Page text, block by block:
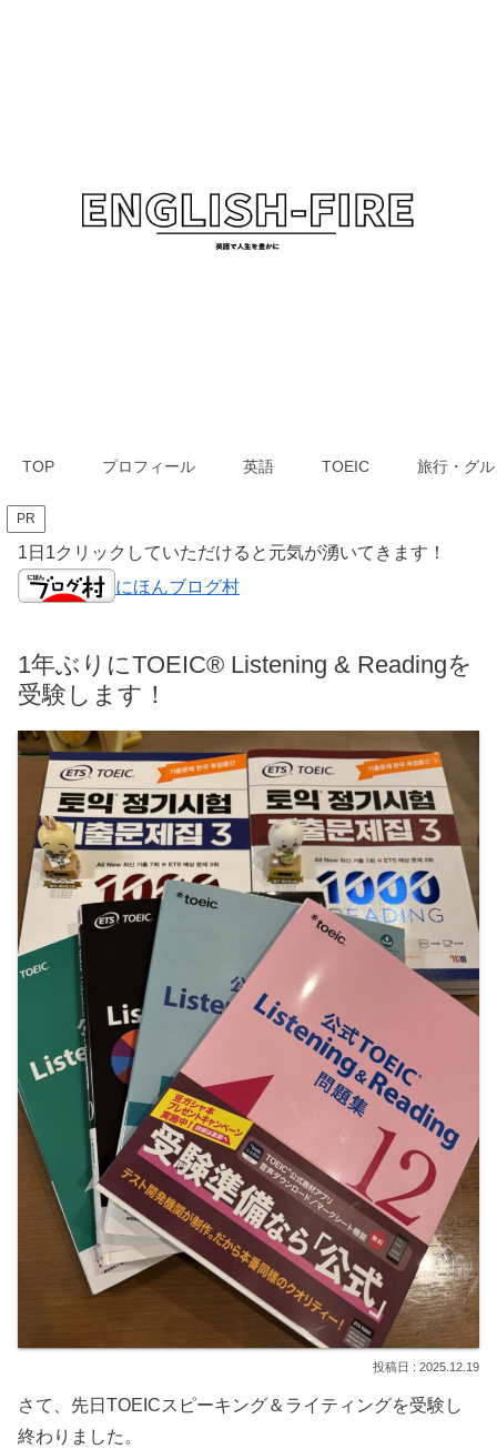
TOP プロフィール 英語 TOEIC 旅行・グ
PR
1日1クリックしていただけると元気が湧いてきます！
にほんブログ村
1年ぶりにTOEIC® Listening & Readingを
受験します！
2025.12.19
さて、先日TOEICスピーキング＆ライティングを受験し
終わりました。